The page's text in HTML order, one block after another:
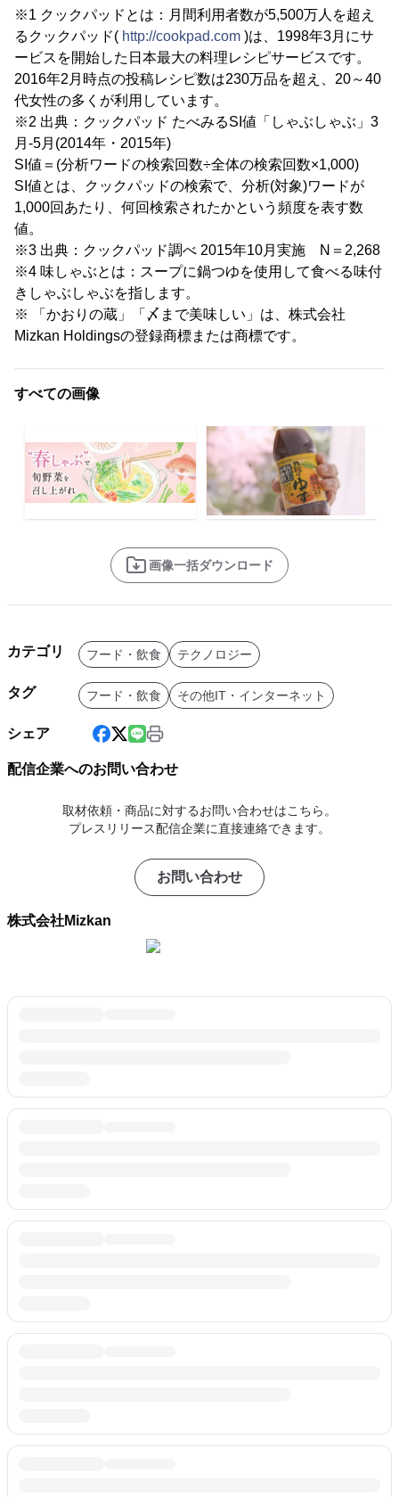
※1 クックパッドとは：月間利用者数が5,500万人を超え
るクックパッド( http://cookpad.com )は、1998年3月にサ
ービスを開始した日本最大の料理レシピサービスです。
2016年2月時点の投稿レシピ数は230万品を超え、20～40
代女性の多くが利用しています。
※2 出典：クックパッド たべみるSI値「しゃぶしゃぶ」3
月-5月(2014年・2015年)
SI値＝(分析ワードの検索回数÷全体の検索回数×1,000)
SI値とは、クックパッドの検索で、分析(対象)ワードが
1,000回あたり、何回検索されたかという頻度を表す数
値。
※3 出典：クックパッド調べ 2015年10月実施 N＝2,268
※4 味しゃぶとは：スープに鍋つゆを使用して食べる味付
きしゃぶしゃぶを指します。
※ 「かおりの蔵」「〆まで美味しい」は、株式会社
Mizkan Holdingsの登録商標または商標です。
すべての画像
画像一括ダウンロード
カテゴリ フード・飲食 テクノロジー
タグ フード・飲食 その他IT・インターネット
シェア
配信企業へのお問い合わせ
取材依頼・商品に対するお問い合わせはこちら。
プレスリリース配信企業に直接連絡できます。
お問い合わせ
株式会社Mizkan